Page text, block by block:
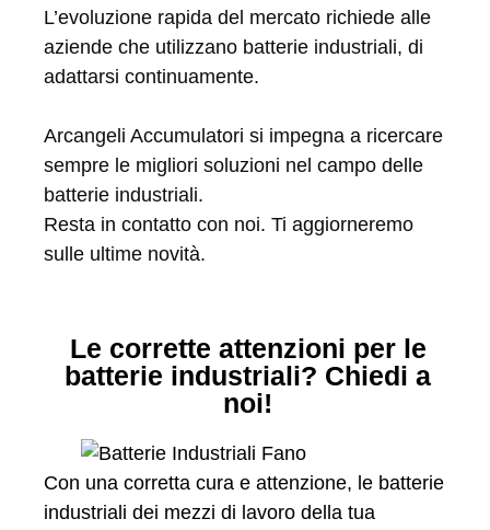
L’evoluzione rapida del mercato richiede alle
aziende che utilizzano batterie industriali, di
adattarsi continuamente.
Arcangeli Accumulatori si impegna a ricercare
sempre le migliori soluzioni nel campo delle
batterie industriali.
Resta in contatto con noi. Ti aggiorneremo
sulle ultime novità.
Le corrette attenzioni per le
batterie industriali? Chiedi a
noi!
Con una corretta cura e attenzione, le batterie
industriali dei mezzi di lavoro della tua